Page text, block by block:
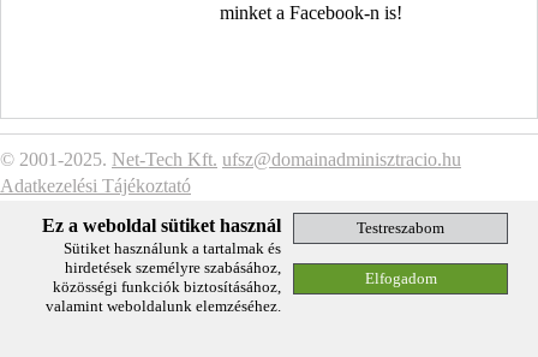
minket a Facebook-n is!
© 2001-2025. Net-Tech Kft. ufsz@domainadminisztracio.hu
Adatkezelési Tájékoztató
Ez a weboldal sütiket használ
Sütiket használunk a tartalmak és
hirdetések személyre szabásához,
közösségi funkciók biztosításához,
valamint weboldalunk elemzéséhez.